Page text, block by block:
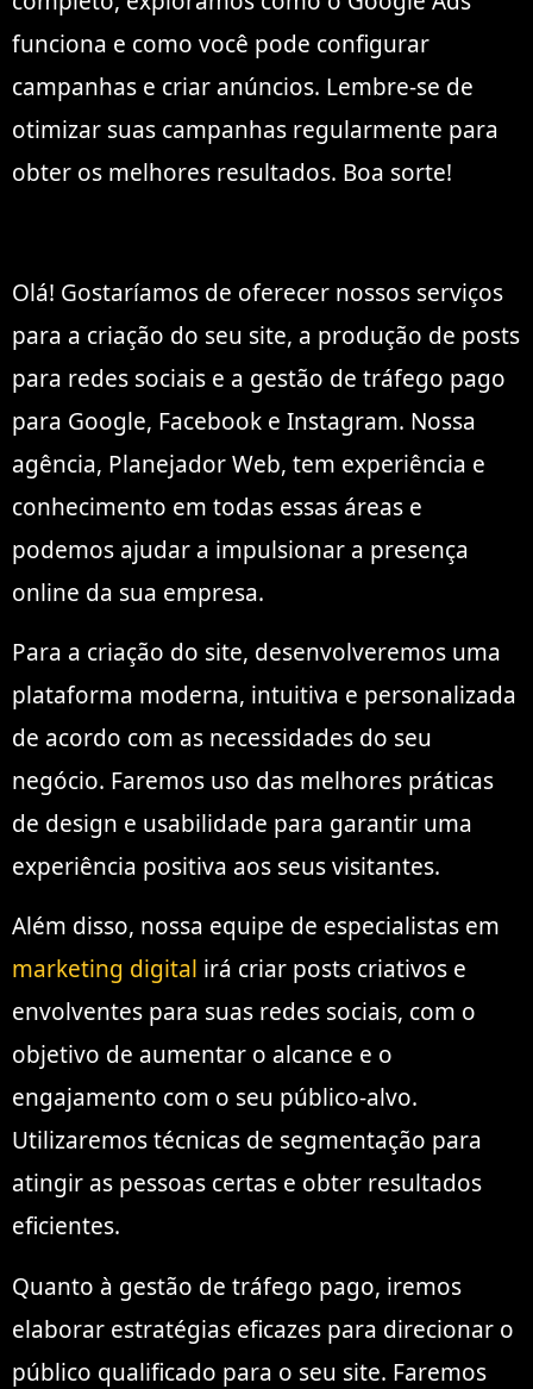
funciona e como você pode configurar
campanhas e criar anúncios. Lembre-se de
otimizar suas campanhas regularmente para
obter os melhores resultados. Boa sorte!
Olá! Gostaríamos de oferecer nossos serviços
para a criação do seu site, a produção de posts
para redes sociais e a gestão de tráfego pago
para Google, Facebook e Instagram. Nossa
agência, Planejador Web, tem experiência e
conhecimento em todas essas áreas e
podemos ajudar a impulsionar a presença
online da sua empresa.
Para a criação do site, desenvolveremos uma
plataforma moderna, intuitiva e personalizada
de acordo com as necessidades do seu
negócio. Faremos uso das melhores práticas
de design e usabilidade para garantir uma
experiência positiva aos seus visitantes.
Além disso, nossa equipe de especialistas em
marketing digital irá criar posts criativos e
envolventes para suas redes sociais, com o
objetivo de aumentar o alcance e o
engajamento com o seu público-alvo.
Utilizaremos técnicas de segmentação para
atingir as pessoas certas e obter resultados
eficientes.
Quanto à gestão de tráfego pago, iremos
elaborar estratégias eficazes para direcionar o
público qualificado para o seu site. Faremos